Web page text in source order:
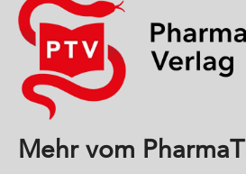
Mehr vom